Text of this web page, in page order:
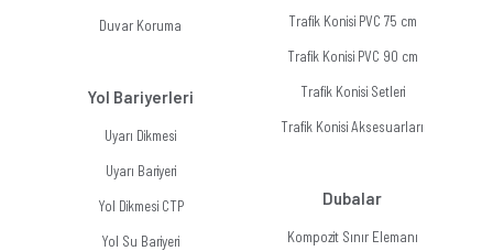
Duvar Koruma
Yol Bariyerleri
Uyarı Dikmesi
Uyarı Bariyeri
Yol Dikmesi CTP
Yol Su Bariyeri
Trafik Konisi PVC 75 cm
Trafik Konisi PVC 90 cm
Trafik Konisi Setleri
Trafik Konisi Aksesuarları
Dubalar
Kompozit Sınır Elemanı